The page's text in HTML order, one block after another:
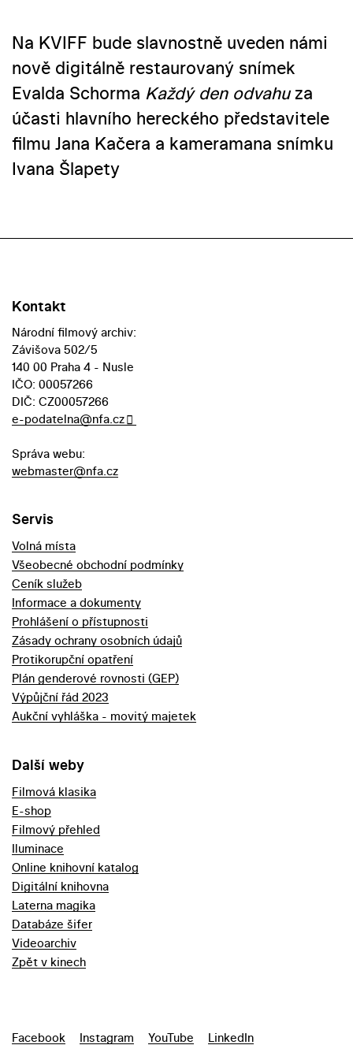
Na KVIFF bude slavnostně uveden námi
nově digitálně restaurovaný snímek
Evalda Schorma Každý den odvahuza
účasti hlavního hereckého představitele
filmu Jana Kačera a kameramana snímku
Ivana Šlapety
Kontakt
Národní filmový archiv:
Závišova 502/5
140 00 Praha 4 - Nusle
IČO: 00057266
DIČ: CZ00057266
e-podatelna@nfa.cz
Správa webu:
webmaster@nfa.cz
Servis
Volná místa
Všeobecné obchodní podmínky
Ceník služeb
Informace a dokumenty
Prohlášení o přístupnosti
Zásady ochrany osobních údajů
Protikorupční opatření
Plán genderové rovnosti (GEP)
Výpůjční řád 2023
Aukční vyhláška - movitý majetek
Další weby
Filmová klasika
E-shop
Filmový přehled
Iluminace
Online knihovní katalog
Digitální knihovna
Laterna magika
Databáze šifer
Videoarchiv
Zpět v kinech
Facebook Instagram YouTube LinkedIn